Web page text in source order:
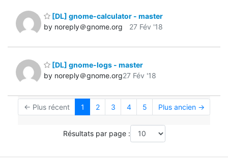
[DL] gnome-calculator - master
by noreply＠gnome.org
27 Fév '18
[DL] gnome-logs - master
by noreply＠gnome.org27 Fév '18
← Plus récent 1 2 3 4 5 Plus ancien →
Résultats par page :